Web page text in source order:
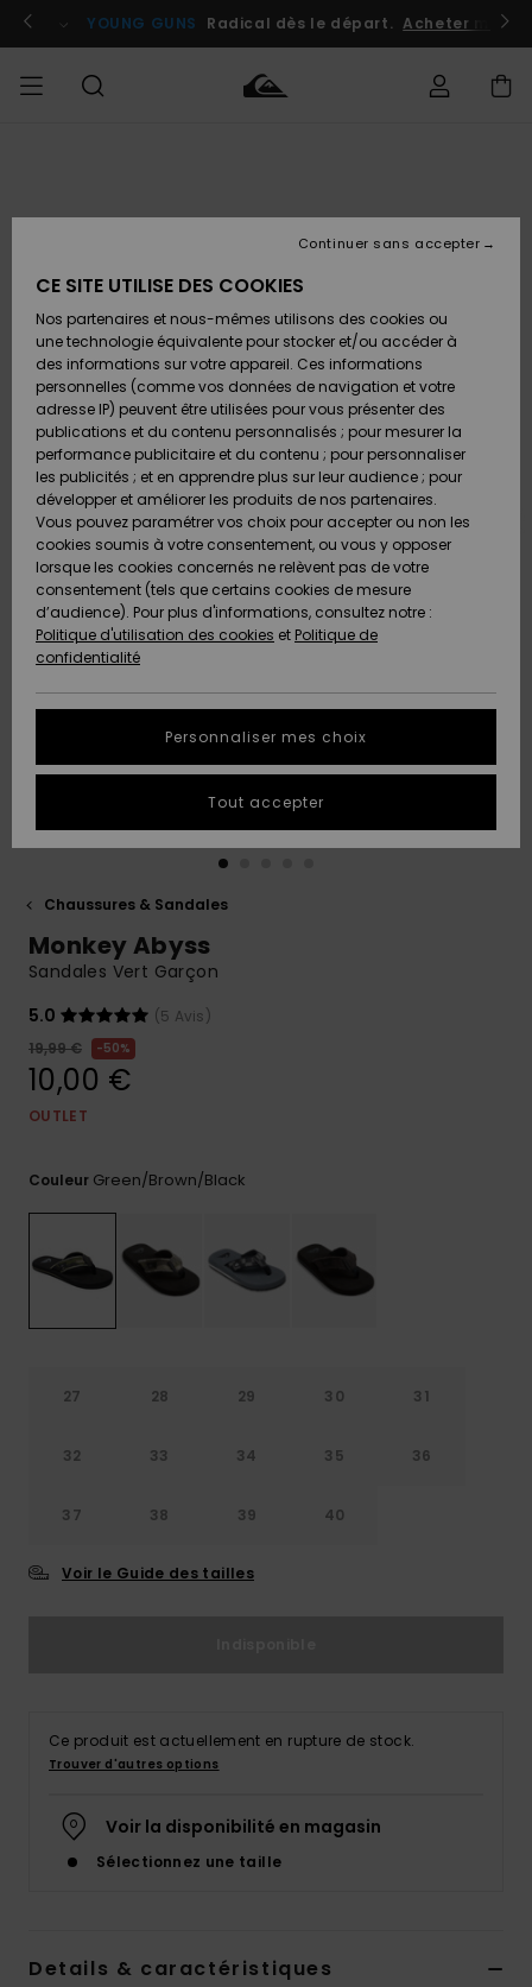
l'information
le
Se connecter / s'inscrire
YOUNG GUNS Radical dès le départ. Acheter
Chaussures
& Tongs
Surf
Snow
Nouveautés
A
Découvrir
Chaussures
& Tongs
Surf
Snow
Nouveautés
A
Découvrir
FEMME
A
Découvrir
Snow
SURF
Surf
Shop
Enfant
Highlights
Communauté
SNOW
Snow
Shop
Enfant
Snow
Shop
Femme
A
Découvrir
Communauté
OUTLET
Enfant
Outlet
Femme
AIDE &
CONTACT
Retours
Paiement
Carte
Cadeau
Quiksilver
Freedom
Protection
des
tailles
conversation
obtenir la
plus rapide
à votre
question.
Démarrer
questions
formulaire
MAGASINS
QUIKSILVER
Chaussures & Sandales
Monkey Abyss
Sandales Vert Garçon
5.0
(5 Avis)
19,99 €
50%
10,00 €
OUTLET
Couleur Green/brown/black
27 28 29 30 31
32 33 34 35 36
37 38 39 40
Voir le Guide des tailles
Ce produit est actuellement en rupture de stock.
Trouver d'autres options
Voir la disponibilité en magasin
Sélectionnez une taille
Details & caractéristiques
CE SITE UTILISE DES COOKIES
Nos partenaires et nous-mêmes utilisons des cookies ou
une technologie équivalente pour stocker et/ou accéder à
des informations sur votre appareil. Ces informations
personnelles (comme vos données de navigation et votre
adresse IP) peuvent être utilisées pour vous présenter des
publications et du contenu personnalisés ; pour mesurer la
performance publicitaire et du contenu ; pour personnaliser
les publicités ; et en apprendre plus sur leur audience ; pour
développer et améliorer les produits de nos partenaires.
Vous pouvez paramétrer vos choix pour accepter ou non les
cookies soumis à votre consentement, ou vous y opposer
lorsque les cookies concernés ne relèvent pas de votre
consentement (tels que certains cookies de mesure
d’audience). Pour plus d'informations, consultez notre :
Politique d'utilisation des cookies et Politique de
confidentialité
Personnaliser mes choix
Continuer sans accepter
Tout accepter